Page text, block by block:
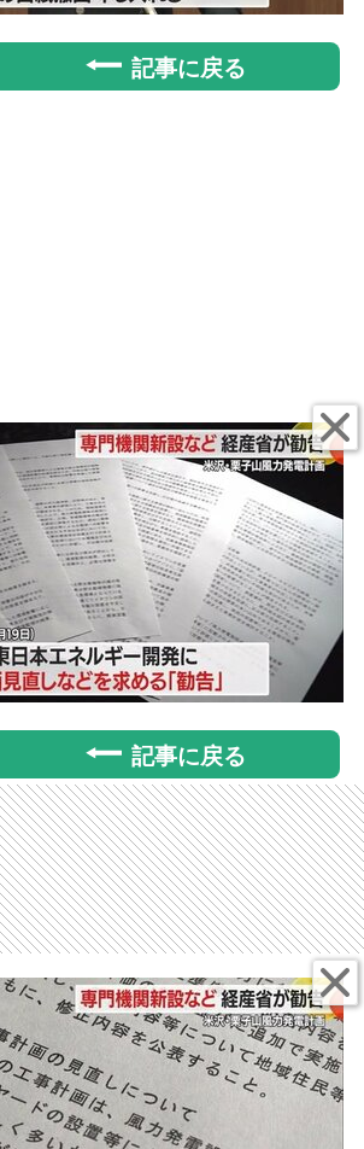
記事に戻る
記事に戻る